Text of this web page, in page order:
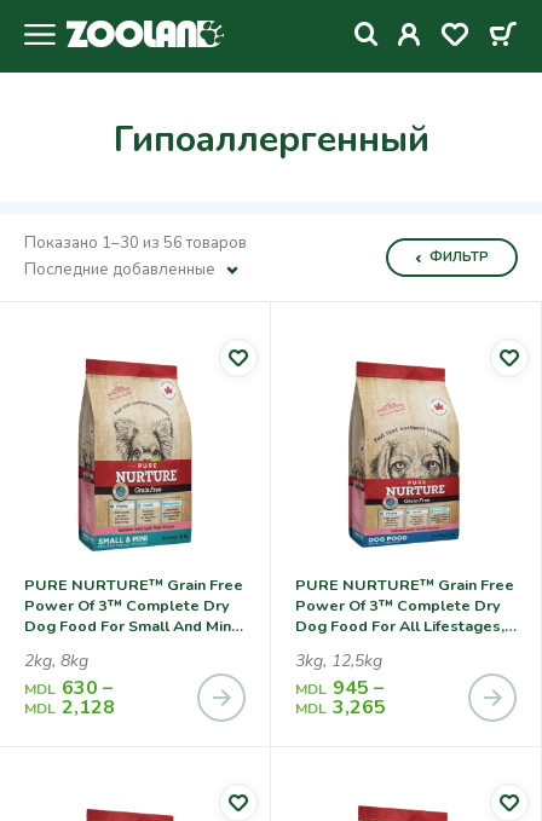
Гипоаллергенный
Показано 1–30 из 56 товаров
Последние добавленные
ФИЛЬТР
PURE NURTURE™ Grain Free
Power Of 3™ Complete Dry
Dog Food For Small And Mini
Grains Salmon With Split
Peas, Сухой Корм С
Лососем И С
Для Собак Мелких Пород
2kg, 8kg
MDL 630 –
MDL 2,128
PURE NURTURE™ Grain Free
Power Of 3™ Complete Dry
Dog Food For All Lifestages,
Potato, Сухой Корм С
Лососем И Картофелем Для
Собак На Всех Стадиях
3kg, 12,5kg
MDL 945 –
MDL 3,265